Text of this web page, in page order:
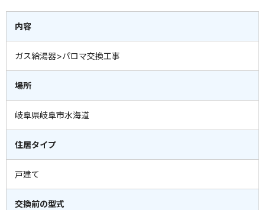
内容
ガス給湯器>パロマ交換工事
場所
岐阜県岐阜市水海道
住居タイプ
戸建て
交換前の型式